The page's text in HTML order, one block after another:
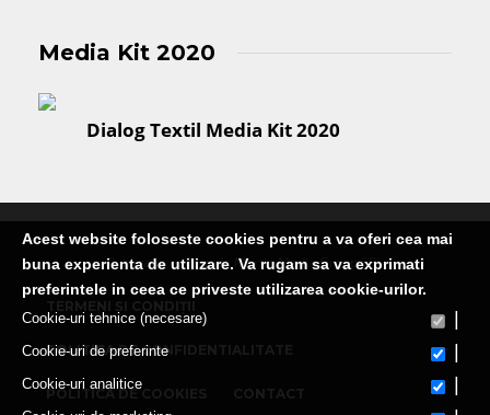
Media Kit 2020
Dialog Textil Media Kit 2020
Publicatie editata de Martin Media Group SRL
POLITICA DE CONFIDENTIALITATE
POLITICA DE COOKIES
Acest website foloseste cookies pentru a va oferi cea mai
buna experienta de utilizare. Va rugam sa va exprimati
preferintele in ceea ce priveste utilizarea cookie-urilor.
Cookie-uri tehnice (necesare)
Cookie-uri de preferinte
Cookie-uri analitice